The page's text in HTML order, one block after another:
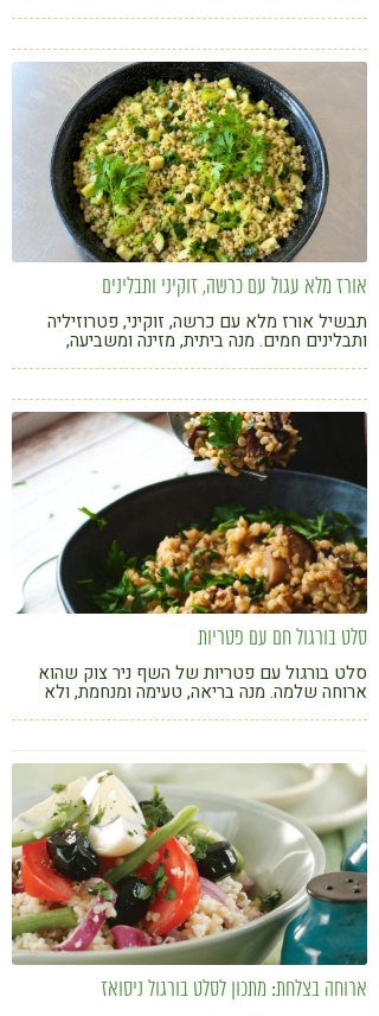
קורונה
טבעונות
אורז מלא עגול עם כרשה, זוקיני ותבלינים
תבשיל אורז מלא עם כרשה, זוקיני, פטרוזיליה
ותבלינים חמים. מנה ביתית, מזינה ומשביעה,
סלט בורגול חם עם פטריות
סלט בורגול עם פטריות של השף ניר צוק שהוא
ארוחה שלמה. מנה בריאה, טעימה ומנחמת, ולא
ארוחה בצלחת: מתכון לסלט בורגול ניסואז